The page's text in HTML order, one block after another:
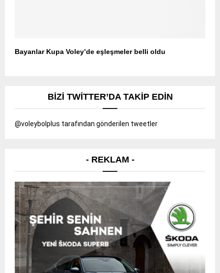
Bayanlar Kupa Voley’de eşleşmeler belli oldu
BIZI TWITTER’DA TAKIP EDIN
@voleybolplus tarafından gönderilen tweetler
- REKLAM -